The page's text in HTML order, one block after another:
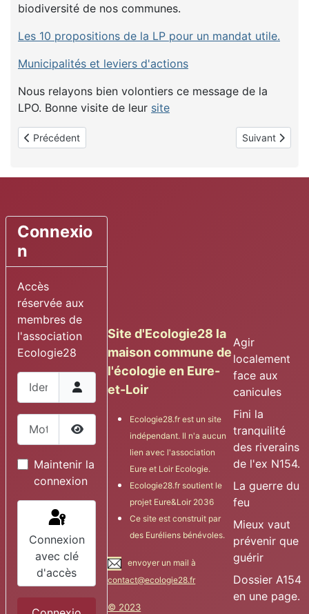
biodiversité de nos communes.
Les 10 propositions de la LP pour un mandat utile.
Municipalités et leviers d'actions
Nous relayons bien volontiers ce message de la
LPO. Bonne visite de leur site
Article précédent : 2025 est la troisième année la plus chaude
Précédent Article suivant
Suivant
Connexio
n
Accès
réservée aux
membres de
l'association
Ecologie28
Identifiant
Mot de passe
Afficher le mot de passe
Maintenir la
connexion
Connexion
avec clé
d'accès
Site d'Ecologie28 la
maison commune de
l'écologie en Eure-
et-Loir
Ecologie28.fr est un site
indépendant. Il n'a aucun
lien avec l'association
Eure et Loir Ecologie.
Ecologie28.fr soutient le
projet Eure&Loir 2036
Ce site est construit par
des Euréliens bénévoles.
envoyer un mail à
contact@ecologie28.fr
© 2023
Agir
localement
face aux
canicules
Fini la
tranquilité
des riverains
de l'ex N154.
La guerre du
feu
Mieux vaut
prévenir que
guérir
Dossier A154
en une page.